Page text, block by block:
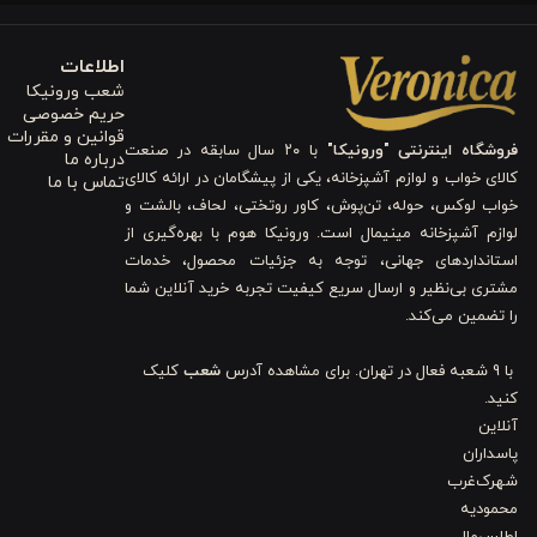
ظریف و خاص آن، روتختی را به یک انتخاب متفاوت و زیبا برای اتاق
می‌کند.
اینکالای خواب
تخت می‌دهد. این ابعاد باعث می‌شود که محصول برای استفاده روزمره،
۴. قابلیت شستشو
محصول در برابر تغییر رنگ و از دست رفتن فرم مقاوم است و
شده که حتی بعد از شستشوهای مکرر، روتختی شکل و زیبایی اولیه خود
کاربردی است.
فروشگاه اینترنتی "ورونیکا"
با ۲۰ سال سابقه در صنعت
کالای خواب و لوازم آشپزخانه، یکی از پیشگامان در ارائه کالای
خواب لوکس، حوله، تن‌پوش، کاور روتختی، لحاف، بالشت و
لوازم آشپزخانه مینیمال است. ورونیکا هوم با بهره‌گیری از
استانداردهای جهانی، توجه به جزئیات محصول، خدمات
مشتری بی‌نظیر و ارسال سریع کیفیت تجربه خرید آنلاین شما
را تضمین می‌کند.
با 9 شعبه فعال در تهران. برای مشاهده آدرس شعب کلیک
کنید.
آنلاین
پاسداران
شهرک‌غرب
محمودیه
اطلاعات
شعب ورونیکا
حریم خصوصی
قوانین و مقررات
درباره ما
تماس با ما